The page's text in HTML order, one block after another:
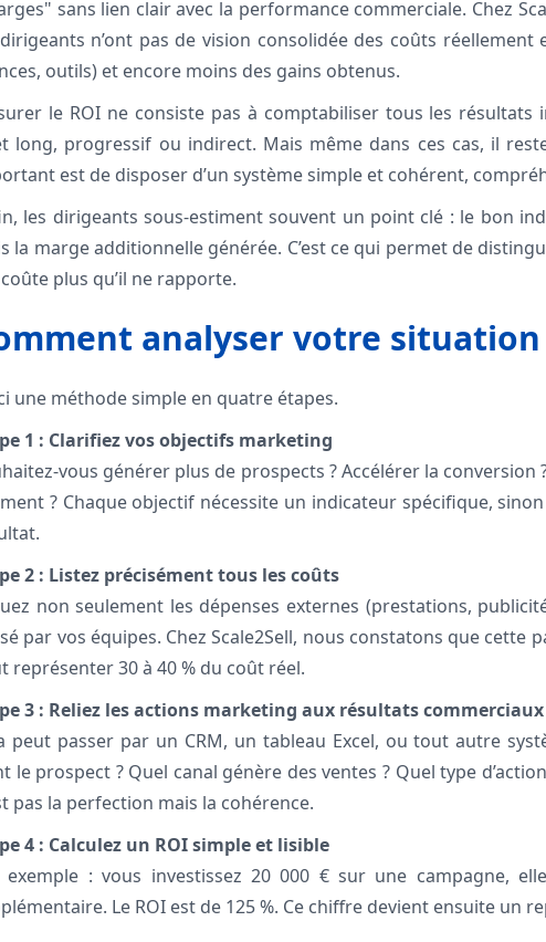
sans lien clair avec la performance commerciale. Chez
n’ont pas de vision consolidée des coûts
outils) et encore moins des gains obtenus.
le ROI ne consiste pas à comptabiliser tous les
long, progressif ou indirect. Mais même dans ces cas, il
est de disposer d’un système simple et cohérent,
les dirigeants sous-estiment souvent un point clé : le bon
la marge additionnelle générée. C’est ce qui permet de
plus qu’il ne rapporte.
analyser votre situation
une méthode simple en quatre étapes.
1 : Clarifiez vos objectifs marketing
vous générer plus de prospects ? Accélérer la
? Chaque objectif nécessite un indicateur spécifique,
2 : Listez précisément tous les coûts
non seulement les dépenses externes (prestations,
par vos équipes. Chez Scale2Sell, nous constatons que cette
représenter 30 à 40 % du coût réel.
3 : Reliez les actions marketing aux résultats commerciaux
peut passer par un CRM, un tableau Excel, ou tout autre
le prospect ? Quel canal génère des ventes ? Quel type
pas la perfection mais la cohérence.
4 : Calculez un ROI simple et lisible
exemple : vous investissez 20 000 € sur une campagne,
Le ROI est de 125 %. Ce chiffre devient ensuite un